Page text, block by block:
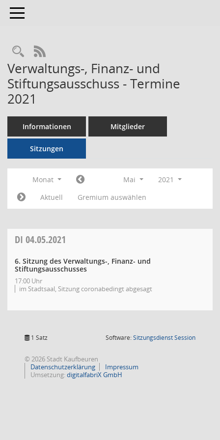
Toggle navigation
RSS-Feed
Verwaltungs-, Finanz- und
Stiftungsausschuss - Termine
2021
Informationen Mitglieder
Sitzungen
Monat Mai
2021
Aktuell
Gremium auswählen
DI 04.05.2021
6. Sitzung des Verwaltungs-, Finanz- und
Stiftungsausschusses
17:00 Uhr
im Stadtsaal, Sitzung coronabedingt abgesagt
1 Satz Software:SitzungsdienstSession(Wird in
© 2026 Stadt Kaufbeuren
Datenschutzerklärung
Impressum
Umsetzung:digitalfabriX GmbH